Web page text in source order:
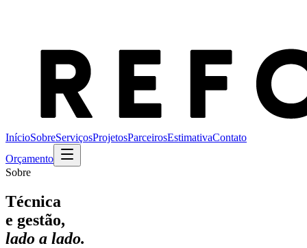
InícioSobreServiçosProjetosParceirosEstimativaContato
Orçamento
Sobre
Técnica
e gestão,
lado a lado.